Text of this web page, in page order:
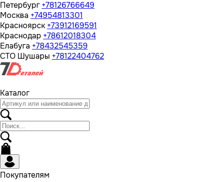
Петербург +78126766649
Москва +74954813301
Красноярск +73912169591
Краснодар +78612018304
Елабуга +78432545359
СТО Шушары +78122404762
Каталог
Покупателям